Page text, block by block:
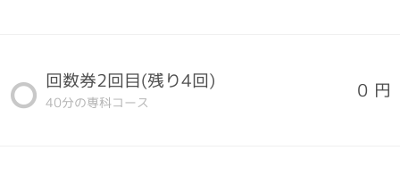
回数券2回目(残り4回)
40分の専科コース
0 円